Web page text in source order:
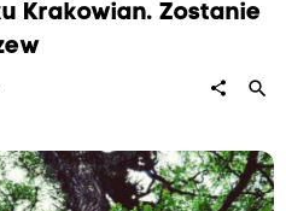
Krakowian. Zostanie
share search